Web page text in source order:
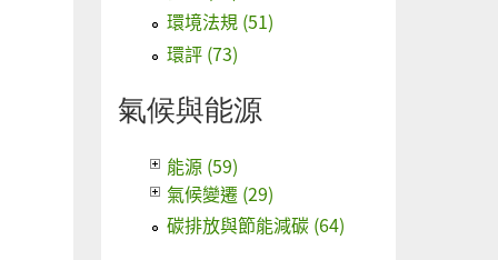
環境法規 (51)
環評 (73)
氣候與能源
能源 (59)
氣候變遷 (29)
碳排放與節能減碳 (64)